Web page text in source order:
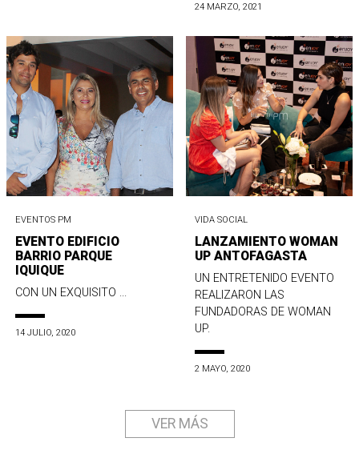
24 MARZO, 2021
EVENTOS PM
EVENTO EDIFICIO
BARRIO PARQUE
IQUIQUE
CON UN EXQUISITO ...
14 JULIO, 2020
VIDA SOCIAL
LANZAMIENTO WOMAN
UP ANTOFAGASTA
UN ENTRETENIDO EVENTO
REALIZARON LAS
FUNDADORAS DE WOMAN
UP.
2 MAYO, 2020
VER MÁS